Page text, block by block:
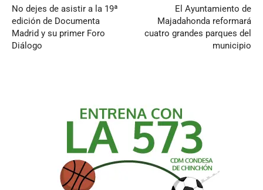
No dejes de asistir a la 19ª
edición de Documenta
Madrid y su primer Foro
Diálogo
El Ayuntamiento de
Majadahonda reformará
cuatro grandes parques del
municipio